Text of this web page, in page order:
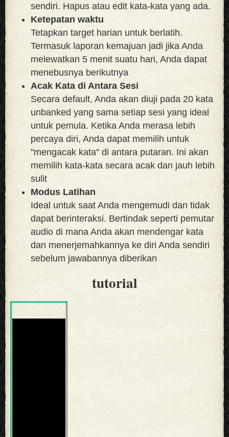
sendiri. Hapus atau edit kata-kata yang ada.
Ketepatan waktu
Tetapkan target harian untuk berlatih.
Termasuk laporan kemajuan jadi jika Anda
melewatkan 5 menit suatu hari, Anda dapat
menebusnya berikutnya
Acak Kata di Antara Sesi
Secara default, Anda akan diuji pada 20 kata
unbanked yang sama setiap sesi yang ideal
untuk pemula. Ketika Anda merasa lebih
percaya diri, Anda dapat memilih untuk
"mengacak kata" di antara putaran. Ini akan
memilih kata-kata secara acak dan jauh lebih
sulit
Modus Latihan
Ideal untuk saat Anda mengemudi dan tidak
dapat berinteraksi. Bertindak seperti pemutar
audio di mana Anda akan mendengar kata
dan menerjemahkannya ke diri Anda sendiri
sebelum jawabannya diberikan
tutorial